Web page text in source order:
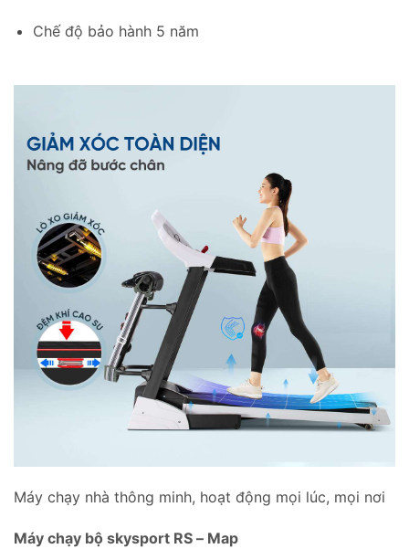
Chế độ bảo hành 5 năm
Máy chạy nhà thông minh, hoạt động mọi lúc, mọi nơi
Máy chạy bộ skysport RS – Map